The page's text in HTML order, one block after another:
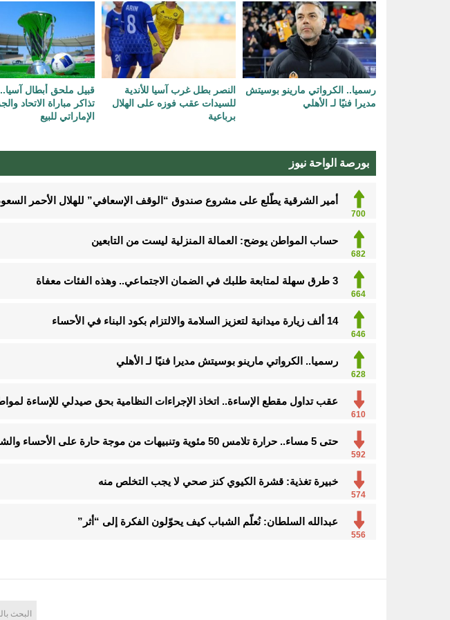
رسميا.. الكرواتي مارينو بوسيتش
مديرا فنيًا لـ الأهلي
النصر بطل غرب آسيا للأندية
للسيدات عقب فوزه على الهلال
برباعية
قبيل ملحق أبطال
تذاكر مباراة الاتحاد
الإماراتي للبيع
بورصة الواحة نيوز
700
أمير الشرقية يطّلع على مشروع صندوق “الوقف الإسعافي” للهلال الأحمر
682
حساب المواطن يوضح: العمالة المنزلية ليست من التابعين
664
3 طرق سهلة لمتابعة طلبك في الضمان الاجتماعي.. وهذه الفئات معفاة
666
14 ألف زيارة ميدانية لتعزيز السلامة والالتزام بكود البناء في الأحساء
628
رسميا.. الكرواتي مارينو بوسيتش مديرا فنيًا لـ الأهلي
610
عقب تداول مقطع الإساءة.. اتخاذ الإجراءات النظامية بحق صيدلي للإساءة
592
حتى 5 مساء.. حرارة تلامس 50 مئوية وتنبيهات من موجة حارة على الأحساء والشرقية
574
خبيرة تغذية: قشرة الكيوي كنز صحي لا يجب التخلص منه
556
عبدالله السلطان: نُعلّم الشباب كيف يحوّلون الفكرة إلى “أثر”